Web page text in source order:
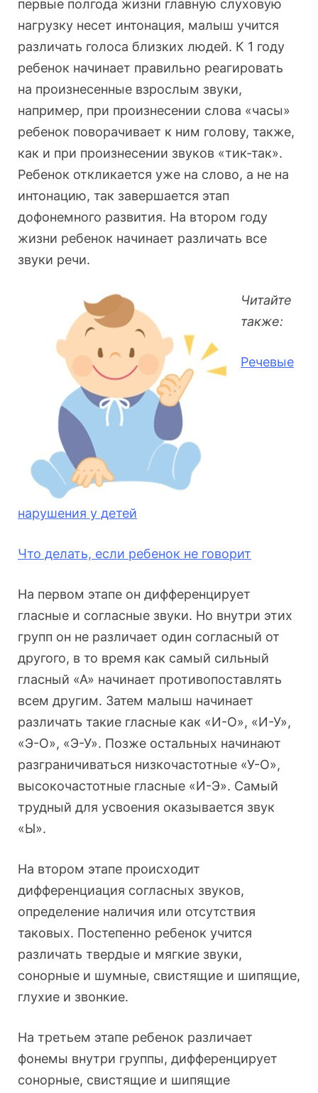
первые полгода жизни главную слуховую
нагрузку несет интонация, малыш учится
различать голоса близких людей. К 1 году
ребенок начинает правильно реагировать
на произнесенные взрослым звуки,
например, при произнесении слова «часы»
ребенок поворачивает к ним голову, также,
как и при произнесении звуков «тик-так».
Ребенок откликается уже на слово, а не на
интонацию, так завершается этап
дофонемного развития. На втором году
жизни ребенок начинает различать все
звуки речи.
Читайте
также:
Речевые
нарушения у детей
Что делать, если ребенок не говорит
На первом этапе он дифференцирует
гласные и согласные звуки. Но внутри этих
групп он не различает один согласный от
другого, в то время как самый сильный
гласный «А» начинает противопоставлять
всем другим. Затем малыш начинает
различать такие гласные как «И-О», «И-У»,
«Э-О», «Э-У». Позже остальных начинают
разграничиваться низкочастотные «У-О»,
высокочастотные гласные «И-Э». Самый
трудный для усвоения оказывается звук
«Ы».
На втором этапе происходит
дифференциация согласных звуков,
определение наличия или отсутствия
таковых. Постепенно ребенок учится
различать твердые и мягкие звуки,
сонорные и шумные, свистящие и шипящие,
глухие и звонкие.
На третьем этапе ребенок различает
фонемы внутри группы, дифференцирует
сонорные, свистящие и шипящие